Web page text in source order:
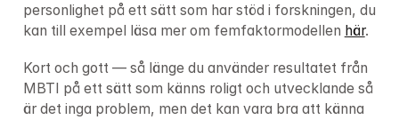
personlighet på ett sätt som har stöd i forskningen, du
kan till exempel läsa mer om femfaktormodellen här.
Kort och gott — så länge du använder resultatet från
MBTI på ett sätt som känns roligt och utvecklande så
är det inga problem, men det kan vara bra att känna